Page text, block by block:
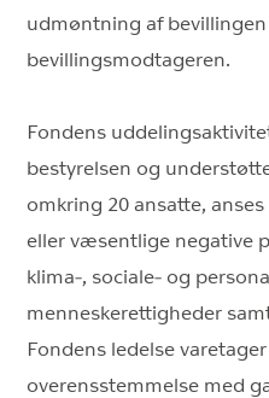
udmøntning af
bevillingsmodtageren.
Fondens
bestyrelsen og
omkring 20 ansatte,
eller væsentlige negative
klima-, sociale- og
menneskerettigheder
Fondens ledelse
overensstemmelse med